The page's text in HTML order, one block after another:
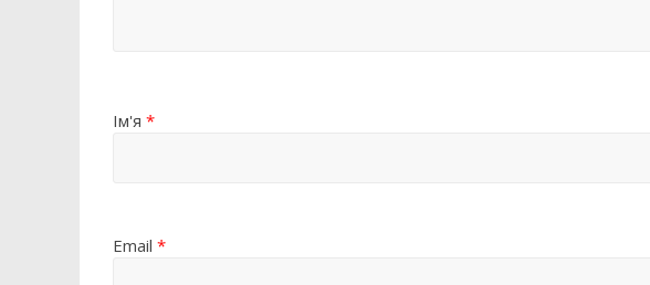
Ім'я *
Email *